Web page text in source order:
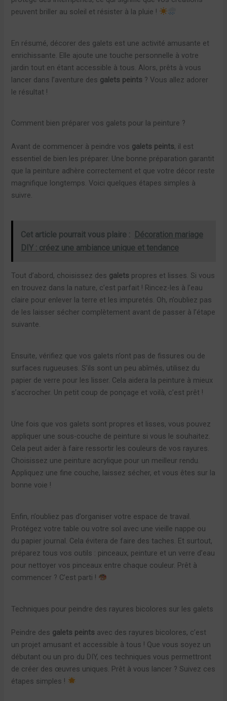
peuvent briller au soleil et résister à la pluie !
En résumé, décorer des galets est une activité amusante et
enrichissante. Elle ajoute une touche personnelle à votre
jardin tout en étant accessible à tous. Alors, prêts à vous
lancer dans l’aventure des galets peints ? Vous allez adorer
le résultat !
Comment bien préparer vos galets pour la peinture ?
Avant de commencer à peindre vos galets peints, il est
essentiel de bien les préparer. Une bonne préparation garantit
que la peinture adhère correctement et que votre décor reste
magnifique longtemps. Voici quelques étapes simples à
suivre.
Cet article pourrait vous plaire :
Décoration mariage
DIY : créez une ambiance unique et tendance
Tout d’abord, choisissez des galets propres et lisses. Si vous
en trouvez dans la nature, c’est parfait ! Rincez-les à l’eau
claire pour enlever la terre et les impuretés. Oh, n’oubliez pas
de les laisser sécher complètement avant de passer à l’étape
suivante.
Ensuite, vérifiez que vos galets n’ont pas de fissures ou de
surfaces rugueuses. S’ils sont un peu abîmés, utilisez du
papier de verre pour les lisser. Cela aidera la peinture à mieux
s’accrocher. Un petit coup de ponçage et voilà, c’est prêt !
Une fois que vos galets sont propres et lisses, vous pouvez
appliquer une sous-couche de peinture si vous le souhaitez.
Cela peut aider à faire ressortir les couleurs de vos rayures.
Choisissez une peinture acrylique pour un meilleur rendu.
Appliquez une fine couche, laissez sécher, et vous êtes sur la
bonne voie !
Enfin, n’oubliez pas d’organiser votre espace de travail.
Protégez votre table ou votre sol avec une vieille nappe ou
du papier journal. Cela évitera de faire des taches. Et surtout,
préparez tous vos outils : pinceaux, peinture et un verre d’eau
pour nettoyer vos pinceaux entre chaque couleur. Prêt à
commencer ? C’est parti !
Techniques pour peindre des rayures bicolores sur les galets
Peindre des galets peints avec des rayures bicolores, c’est
un projet amusant et accessible à tous ! Que vous soyez un
débutant ou un pro du DIY, ces techniques vous permettront
de créer des œuvres uniques. Prêt à vous lancer ? Suivez ces
étapes simples !